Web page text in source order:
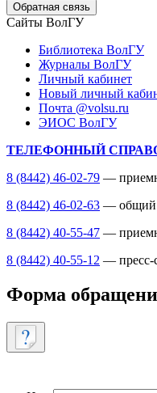
Обратная связь
Сайты ВолГУ
Библиотека ВолГУ
Журналы ВолГУ
Личный кабинет
Новый личный
Почта @volsu.ru
ЭИОС ВолГУ
ТЕЛЕФОННЫЙ
8 (8442) 46-02-79 —
8 (8442) 46-02-63 — общий
8 (8442) 40-55-47 —
8 (8442) 40-55-12 — пресс-
Форма